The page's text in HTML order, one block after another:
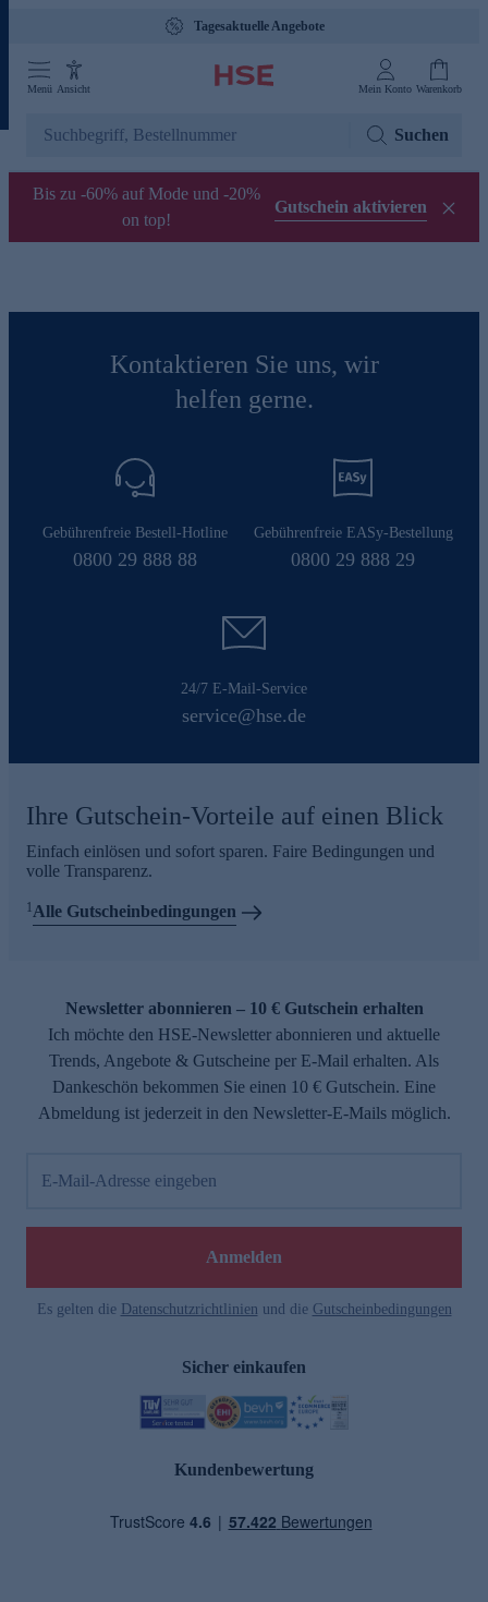
Tagesaktuelle Angebote
Menü Ansicht Mein Konto Warenkorb
Suchen
Bis zu -60% auf Mode und -20%
on top!
Gutschein aktivieren
Kontaktieren Sie uns, wir
helfen gerne.
Gebührenfreie Bestell-Hotline
0800 29 888 88
Gebührenfreie EASy-Bestellung
0800 29 888 29
24/7 E-Mail-Service
service@hse.de
Ihre Gutschein-Vorteile auf einen Blick
Einfach einlösen und sofort sparen. Faire Bedingungen und
volle Transparenz.
1Alle Gutscheinbedingungen
Newsletter abonnieren – 10 € Gutschein erhalten
Ich möchte den HSE-Newsletter abonnieren und aktuelle
Trends, Angebote & Gutscheine per E-Mail erhalten. Als
Dankeschön bekommen Sie einen 10 € Gutschein. Eine
Abmeldung ist jederzeit in den Newsletter-E-Mails möglich.
E-Mail-Adresse eingeben
Anmelden
Es gelten die Datenschutzrichtlinien und die Gutscheinbedingungen
Sicher einkaufen
Kundenbewertung